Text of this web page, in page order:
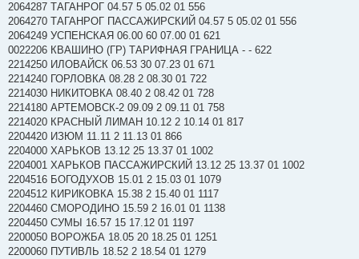
2064287 ТАГАНРОГ 04.57 5 05.02 01 556
2064270 ТАГАНРОГ ПАССАЖИРСКИЙ 04.57 5 05.02 01 556
2064249 УСПЕНСКАЯ 06.00 60 07.00 01 621
0022206 КВАШИНО (ГР) ТАРИФНАЯ ГРАНИЦА - - 622
2214250 ИЛОВАЙСК 06.53 30 07.23 01 671
2214240 ГОРЛОВКА 08.28 2 08.30 01 722
2214030 НИКИТОВКА 08.40 2 08.42 01 728
2214180 АРТЕМОВСК-2 09.09 2 09.11 01 758
2214020 КРАСНЫЙ ЛИМАН 10.12 2 10.14 01 817
2204420 ИЗЮМ 11.11 2 11.13 01 866
2204000 ХАРЬКОВ 13.12 25 13.37 01 1002
2204001 ХАРЬКОВ ПАССАЖИРСКИЙ 13.12 25 13.37 01 1002
2204516 БОГОДУХОВ 15.01 2 15.03 01 1079
2204512 КИРИКОВКА 15.38 2 15.40 01 1117
2204460 СМОРОДИНО 15.59 2 16.01 01 1138
2204450 СУМЫ 16.57 15 17.12 01 1197
2200050 ВОРОЖБА 18.05 20 18.25 01 1251
2200060 ПУТИВЛЬ 18.52 2 18.54 01 1279